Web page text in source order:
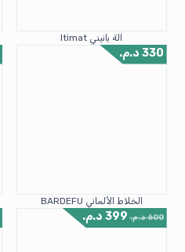
الة بانيني Itimat
الخلاط الألماني BARDEFU
330 د.م.
600د.م. 399 د.م.